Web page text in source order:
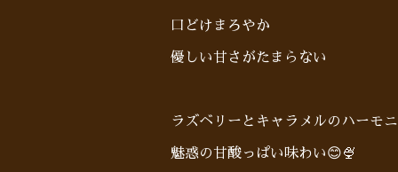
口どけまろやか
優しい甘さがたまらない
ラズベリーとキャラメルのハーモ
魅惑の甘酸っぱい味わい😊🍨